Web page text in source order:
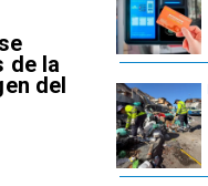
de la
del